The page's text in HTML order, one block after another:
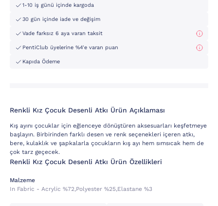
1-10 iş günü içinde kargoda
30 gün içinde iade ve değişim
Vade farksız 6 aya varan taksit
PentiClub üyelerine %4'e varan puan
Kapıda Ödeme
Renkli Kız Çocuk Desenli Atkı Ürün Açıklaması
Kış ayını çocuklar için eğlenceye dönüştüren aksesuarları keşfetmeye
başlayın. Birbirinden farklı desen ve renk seçenekleri içeren atkı,
bere, kulaklık ve şapkalarla çocukların kış ayı hem sımsıcak hem de
çok tarz geçecek.
Renkli Kız Çocuk Desenli Atkı Ürün Özellikleri
Malzeme
In Fabric - Acrylic %72,polyester %25,elastane %3